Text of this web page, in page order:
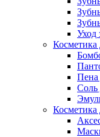
Уход
Пена
Соль
Косметика